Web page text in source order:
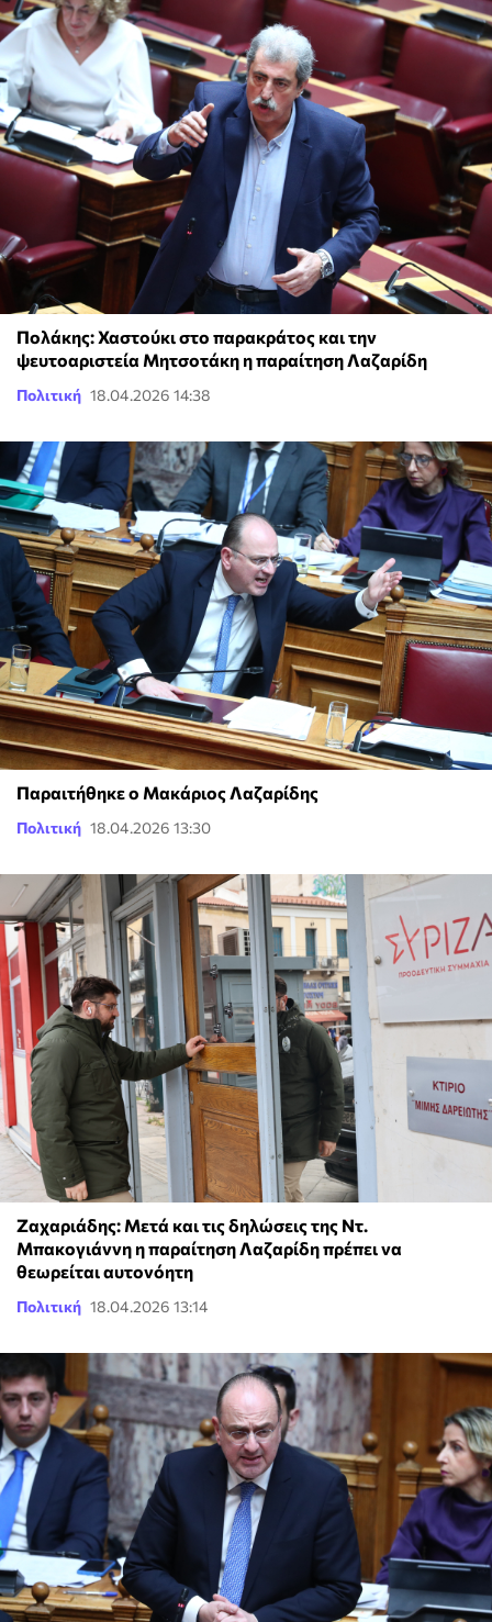
Πολάκης: Χαστούκι στο παρακράτος και την
ψευτοαριστεία Μητσοτάκη η παραίτηση Λαζαρίδη
Πολιτική 18.04.2026 14:38
Παραιτήθηκε ο Μακάριος Λαζαρίδης
Πολιτική 18.04.2026 13:30
Ζαχαριάδης: Μετά και τις δηλώσεις της Ντ.
Μπακογιάννη η παραίτηση Λαζαρίδη πρέπει να
θεωρείται αυτονόητη
Πολιτική 18.04.2026 13:14